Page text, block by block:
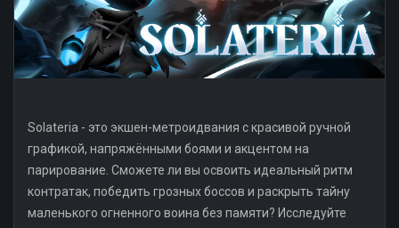
Solateria - это экшен-метроидвания с красивой ручной
графикой, напряжёнными боями и акцентом на
парирование. Сможете ли вы освоить идеальный ритм
контратак, победить грозных боссов и раскрыть тайну
маленького огненного воина без памяти? Исследуйте